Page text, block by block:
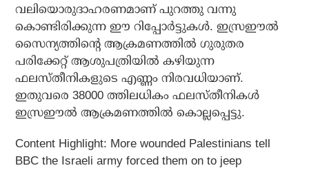
വലിയൊരുദാഹരണമാണ് പുറത്തു വന്നു
കൊണ്ടിരിക്കുന്ന ഈ റിപ്പോർട്ടുകൾ. ഇസ്രഈൽ
സൈന്യത്തിന്റെ ആക്രമണത്തിൽ ഗുരുതര
പരിക്കേറ്റ് ആശുപത്രിയിൽ കഴിയുന്ന
ഫലസ്തീനികളുടെ എണ്ണം നിരവധിയാണ്.
ഇതുവരെ 38000 ത്തിലധികം ഫലസ്തീനികൾ
ഇസ്രഈൽ ആക്രമണത്തിൽ കൊല്ലപ്പെട്ടു.
Content Highlight: More wounded Palestinians tell
BBC the Israeli army forced them on to jeep